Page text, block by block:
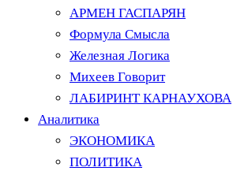
АРМЕН ГАСПАРЯН
Формула Смысла
Железная Логика
Михеев Говорит
ЛАБИРИНТ КАРНАУХОВА
Аналитика
ЭКОНОМИКА
ПОЛИТИКА